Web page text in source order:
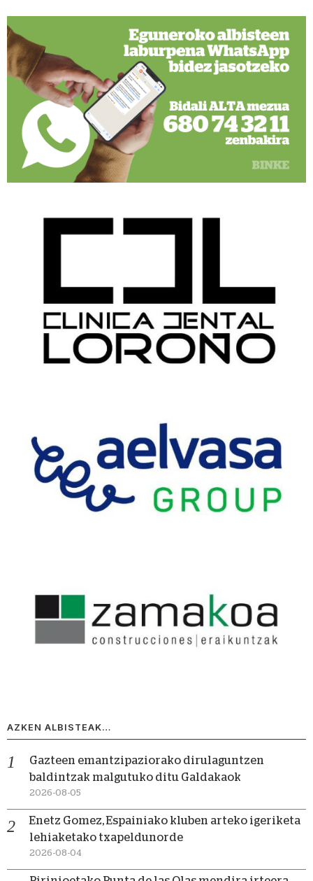
AZKEN ALBISTEAK…
Gazteen emantzipaziorako dirulaguntzen
baldintzak malgutuko ditu Galdakaok
2026-08-05
Enetz Gomez, Espainiako kluben arteko igeriketa
lehiaketako txapeldunorde
2026-08-04